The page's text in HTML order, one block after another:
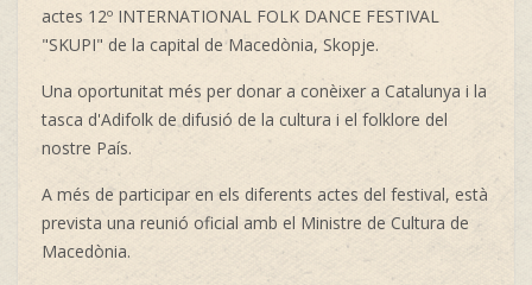
actes 12º INTERNATIONAL FOLK DANCE FESTIVAL
"SKUPI" de la capital de Macedònia, Skopje.
Una oportunitat més per donar a conèixer a Catalunya i la
tasca d'Adifolk de difusió de la cultura i el folklore del
nostre País.
A més de participar en els diferents actes del festival, està
prevista una reunió oficial amb el Ministre de Cultura de
Macedònia.